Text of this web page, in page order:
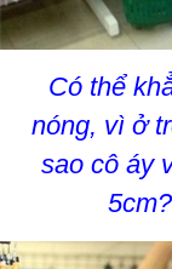
Có thể
nóng, vì ở
sao cô áy